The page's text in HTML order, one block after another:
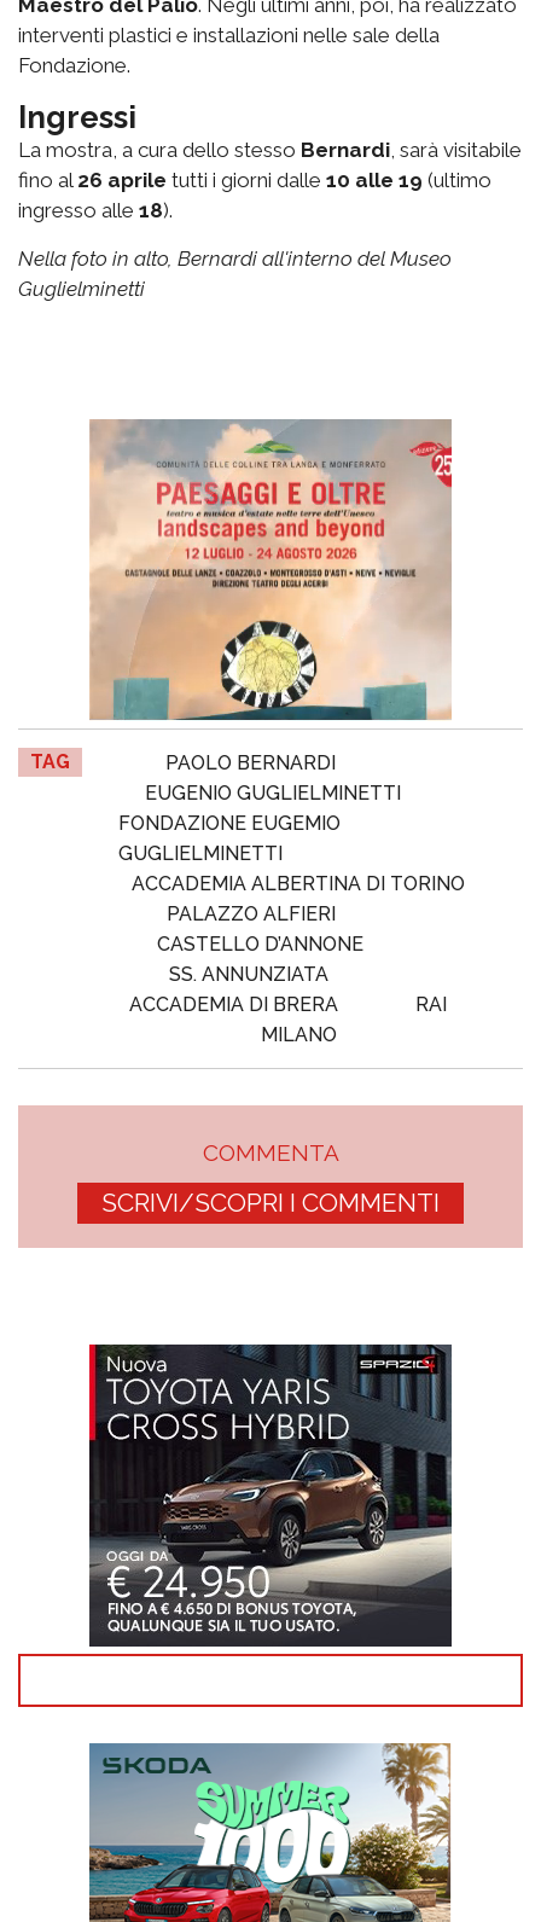
interventi plastici e installazioni nelle sale della
Fondazione.
Ingressi
La mostra, a cura dello stesso Bernardi , sarà visitabile
fino al 26 aprile tutti i giorni dalle 10 alle 19 (ultimo
ingresso alle 18).
Nella foto in alto, Bernardi all'interno del Museo
Guglielminetti
TAG
PAOLO BERNARDI
EUGENIO GUGLIELMINETTI
FONDAZIONE EUGEMIO
GUGLIELMINETTI
ACCADEMIA ALBERTINA DI TORINO
PALAZZO ALFIERI
CASTELLO D’ANNONE
SS. ANNUNZIATA
ACCADEMIA DI BRERA
RAI
MILANO
COMMENTA
SCRIVI/SCOPRI I COMMENTI